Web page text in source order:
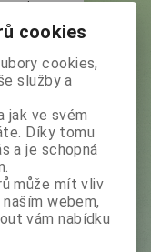
podporuje
pro
se ho
cookies
cookies,
služby a
jak ve svém
Díky tomu
a je schopná
může mít vliv
webem,
vám nabídku